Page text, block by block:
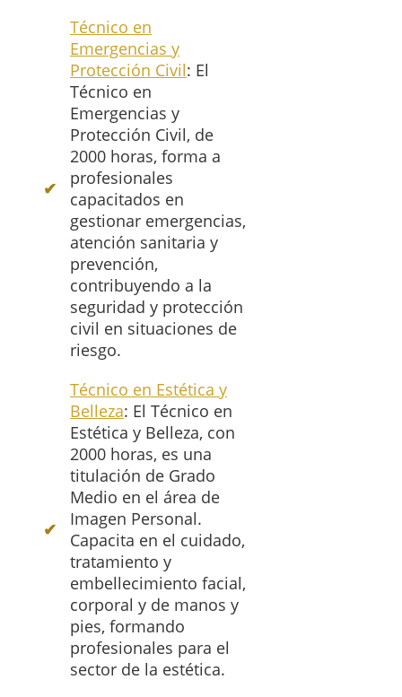
Técnico en
Emergencias y
Protección Civil: El
Técnico en
Emergencias y
Protección Civil, de
2000 horas, forma a
profesionales
capacitados en
gestionar emergencias,
atención sanitaria y
prevención,
contribuyendo a la
seguridad y protección
civil en situaciones de
riesgo.
Técnico en Estética y
Belleza: El Técnico en
Estética y Belleza, con
2000 horas, es una
titulación de Grado
Medio en el área de
Imagen Personal.
Capacita en el cuidado,
tratamiento y
embellecimiento facial,
corporal y de manos y
pies, formando
profesionales para el
sector de la estética.